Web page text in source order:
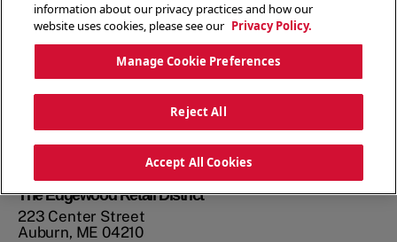
The Edgewood Retail District
223 Center Street
Auburn, ME 04210
information about our privacy practices and how our
website uses cookies, please see our Privacy Policy.
Manage Cookie Preferences
Reject All
Accept All Cookies